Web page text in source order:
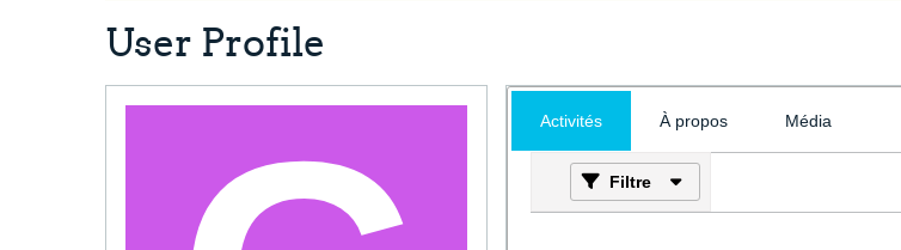
User Profile
Activités À propos Média
Filtre